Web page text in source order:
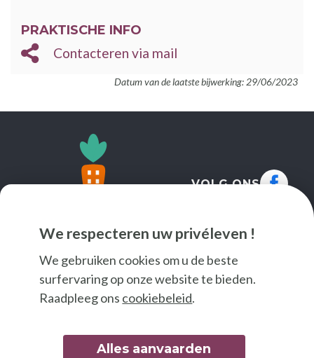
We respecteren uw privéleven !
We gebruiken cookies om u de beste
surfervaring op onze website te bieden.
Raadpleeg ons cookiebeleid.
Alles aanvaarden
PRAKTISCHE INFO
Contacteren via mail
Datum van de laatste bijwerking: 29/06/2023
VOLG ONS